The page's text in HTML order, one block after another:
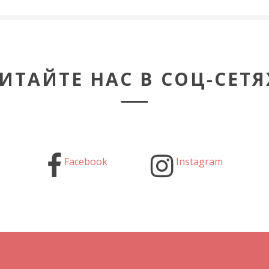
НАС В СОЦ-
Facebook Instagram